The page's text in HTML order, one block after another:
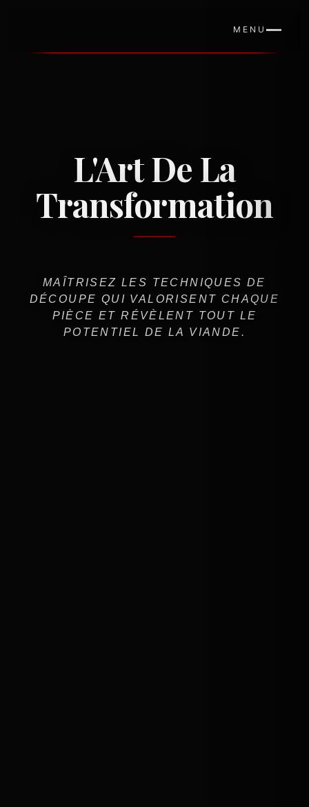
MENU
L'Art De La
Transformation
MAÎTRISEZ LES TECHNIQUES DE
DÉCOUPE QUI VALORISENT CHAQUE
PIÈCE ET RÉVÈLENT TOUT LE
POTENTIEL DE LA VIANDE.